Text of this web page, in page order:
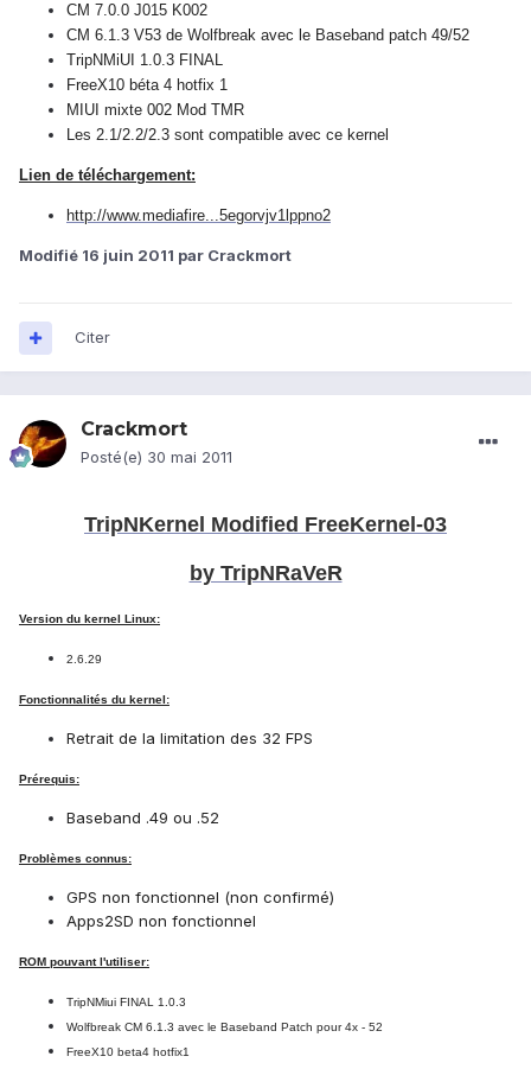
CM 7.0.0 J015 K002
CM 6.1.3 V53 de Wolfbreak avec le Baseband patch 49/52
TripNMiUI 1.0.3 FINAL
FreeX10 béta 4 hotfix 1
MIUI mixte 002 Mod TMR
Les 2.1/2.2/2.3 sont compatible avec ce kernel
Lien de téléchargement:
http://www.mediafire...5egorvjv1lppno2
Modifié 16 juin 2011 par Crackmort
Citer
Crackmort
Posté(e) 30 mai 2011
TripNKernel Modified FreeKernel-03
by TripNRaVeR
Version du kernel Linux:
2.6.29
Fonctionnalités du kernel:
Retrait de la limitation des 32 FPS
Prérequis:
Baseband .49 ou .52
Problèmes connus:
GPS non fonctionnel (non confirmé)
Apps2SD non fonctionnel
ROM pouvant l'utiliser:
TripNMiui FINAL 1.0.3
Wolfbreak CM 6.1.3 avec le Baseband Patch pour 4x - 52
FreeX10 beta4 hotfix1